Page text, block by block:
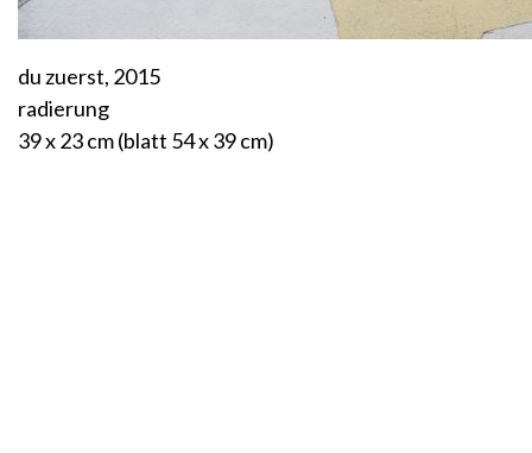
du zuerst, 2015
radierung
39 x 23 cm (blatt 54 x 39 cm)